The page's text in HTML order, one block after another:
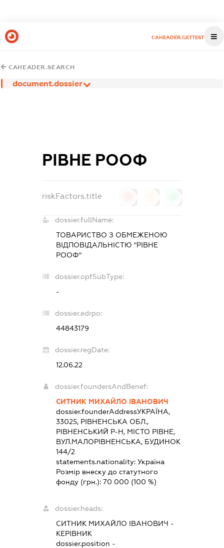
CAHEADER.GETTEST
CAHEADER.SEARCH
document.dossier
РІВНЕ РООФ
riskFactors.title
dossier.fullName:
ТОВАРИСТВО З ОБМЕЖЕНОЮ
ВІДПОВІДАЛЬНІСТЮ "РІВНЕ
РООФ"
dossier.opfSubType:
-
dossier.edrpo:
44843179
dossier.regDate:
12.06.22
dossier.foundersAndBenef:
СИТНИК МИХАЙЛО ІВАНОВИЧ
dossier.founderAddressУКРАЇНА,
33025, РІВНЕНСЬКА ОБЛ.,
РІВНЕНСЬКИЙ Р-Н, МІСТО РІВНЕ,
ВУЛ.МАЛОРІВНЕНСЬКА, БУДИНОК
144/2
statements.nationality: Україна
Розмір внеску до статутного
фонду (грн.): 70 000 (100 %)
dossier.heads:
СИТНИК МИХАЙЛО ІВАНОВИЧ -
КЕРІВНИК
dossier.position -